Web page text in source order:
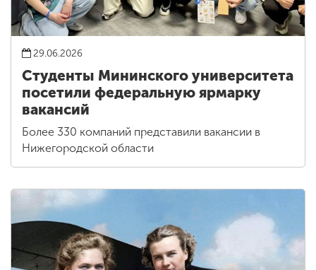
29.06.2026
Студенты Мининского университета
посетили федеральную ярмарку
вакансий
Более 330 компаний представили вакансии в
Нижегородской области